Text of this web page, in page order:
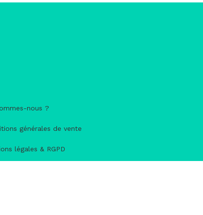
nous ?
générales de vente
légales & RGPD